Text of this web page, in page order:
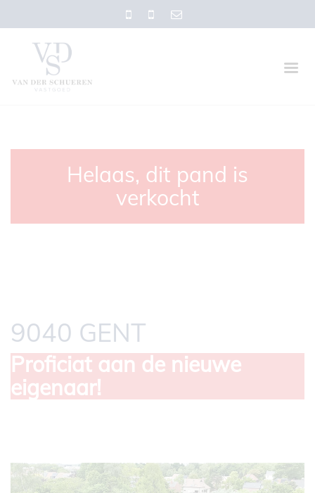
Helaas, dit pand is
verkocht
9040 GENT
Proficiat aan de nieuwe
eigenaar!